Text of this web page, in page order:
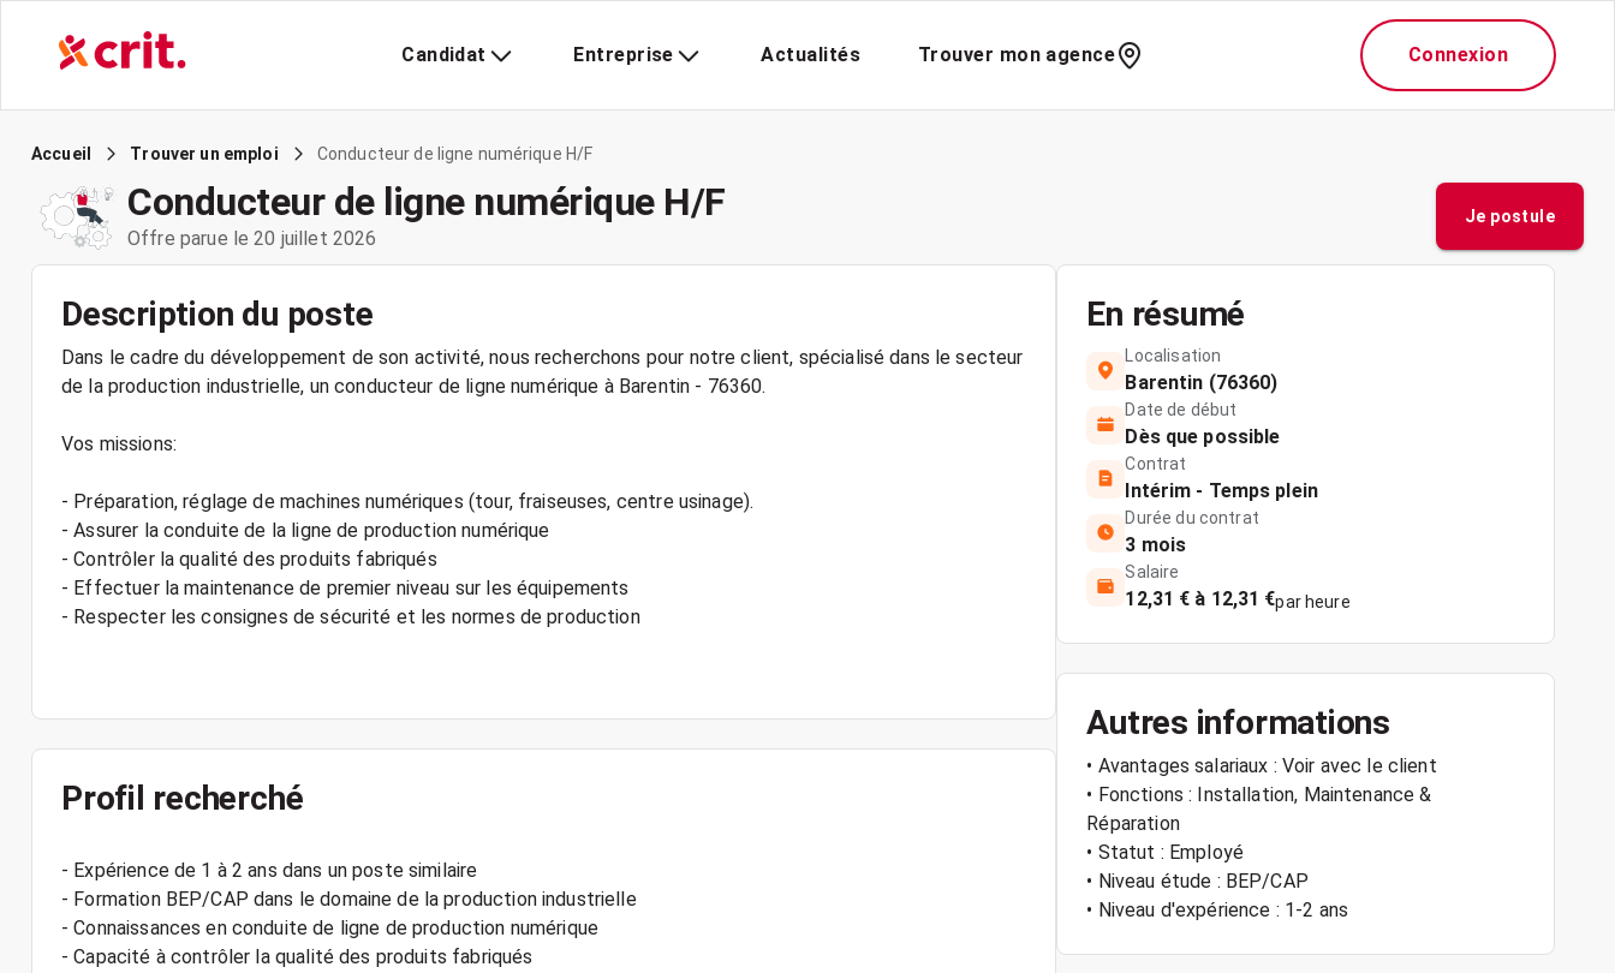
Candidat Entreprise Actualités Trouver mon agence Connexion
Accueil Trouver un emploi Conducteur de ligne numérique H/F
Conducteur de ligne numérique H/F
Offre parue le 20 juillet 2026
Je postule
Description du poste
Dans le cadre du développement de son activité, nous recherchons pour notre client, spécialisé dans le secteur
de la production industrielle, un conducteur de ligne numérique à Barentin - 76360.
Vos missions:
- Préparation, réglage de machines numériques (tour, fraiseuses, centre usinage).
- Assurer la conduite de la ligne de production numérique
- Contrôler la qualité des produits fabriqués
- Effectuer la maintenance de premier niveau sur les équipements
- Respecter les consignes de sécurité et les normes de production
Profil recherché
- Expérience de 1 à 2 ans dans un poste similaire
- Formation BEP/CAP dans le domaine de la production industrielle
- Connaissances en conduite de ligne de production numérique
- Capacité à contrôler la qualité des produits fabriqués
En résumé
Localisation
Barentin (76360)
Date de début
Dès que possible
Contrat
Intérim - Temps plein
Durée du contrat
3 mois
Salaire
12,31 € à 12,31 €par heure
Autres informations
• Avantages salariaux : Voir avec le client
• Fonctions : Installation, Maintenance &
Réparation
• Statut : Employé
• Niveau étude : BEP/CAP
• Niveau d'expérience : 1-2 ans